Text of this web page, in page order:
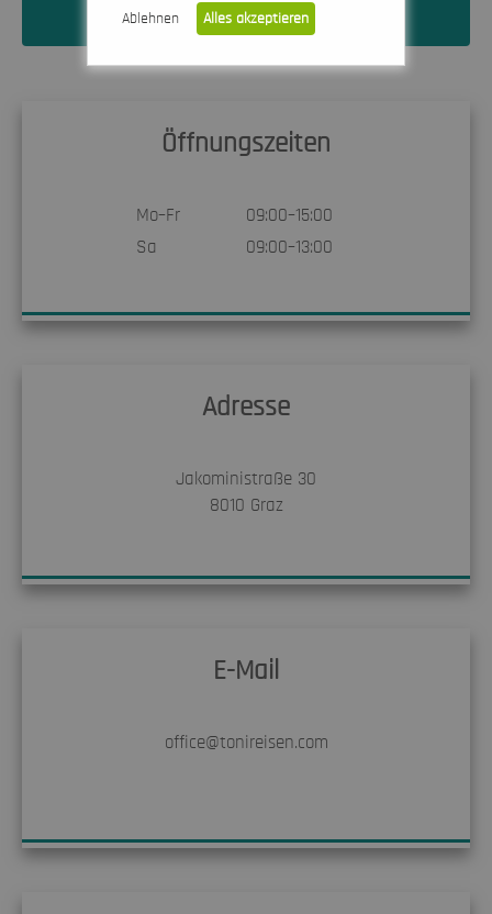
Jetzt Traumurlaub finden
Öffnungszeiten
Mo–Fr
09:00–15:00
Sa
09:00–13:00
Adresse
Jakoministraße 30
8010 Graz
E-Mail
office@tonireisen.com
Ablehnen Alles akzeptieren
Notwendig (0)
Unspezifiziert (0)